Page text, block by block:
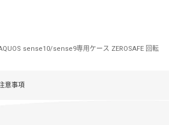
AQUOS sense10/sense9専用ケース ZEROSAFE 回転
意事項